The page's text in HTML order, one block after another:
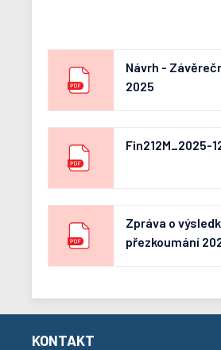
Návrh -
2025
Fin212M_2025-
Zpráva o
přezkoumání
KONTAKT